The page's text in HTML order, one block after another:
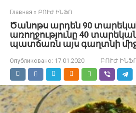
Главная » ԲՈՒԺ ԻՆՖՈ
Ծանոթս արդեն 90
առողջությունը 40
պատճառն այս գաղտնի
Опубликовано: 17.01.2020 ԲՈՒԺ